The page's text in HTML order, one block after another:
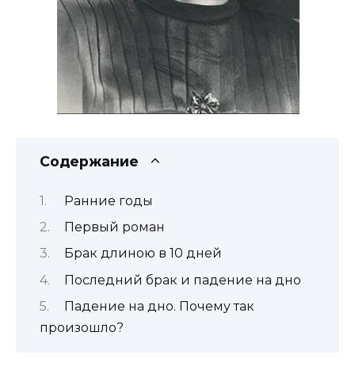
Содержание
Ранние годы
Первый роман
Брак длиною в 10 дней
Последний брак и падение на дно
Падение на дно. Почему так
произошло?